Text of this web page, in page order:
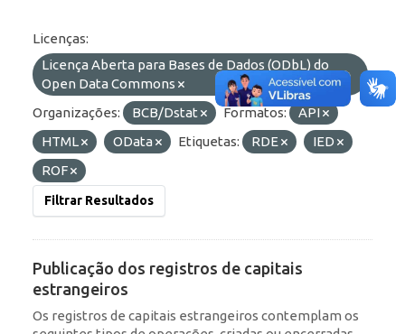
Licenças:
Licença Aberta para Bases de Dados (ODbL) do
Open Data Commons
Organizações:
BCB/Dstat Formatos:
API
HTML
OData Etiquetas: RDE
IED
ROF
Filtrar Resultados
Publicação dos registros de capitais
estrangeiros
Os registros de capitais estrangeiros contemplam os